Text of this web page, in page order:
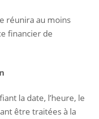
réunira au moins
financier de
la date, l’heure, le
être traitées à la